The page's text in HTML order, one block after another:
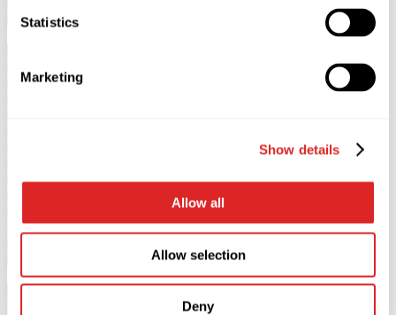
Statistics
Marketing
Show details
Allow all
Allow selection
Deny
täiskasvanuga.
populaarsemaid esinejaid Euroopa lavale uue kontsertprogrammiga!
Uute kompositsioonide esmaesitlus, kõrgtehnoloogiline
Valery Meladze ainulaadne hääl.
Tema looming ühendab põlvkondi ja tema laulud on äratuntavad
juba esimestest nootidest. Iga jäljendamatu Valeri Meladze kontsert
on eraldi, siiras lugu, mille jooksul artist annab endast 100%,
Ära jäta vahele 2026. aasta kõige põnevamat sündmust Oslos 8.